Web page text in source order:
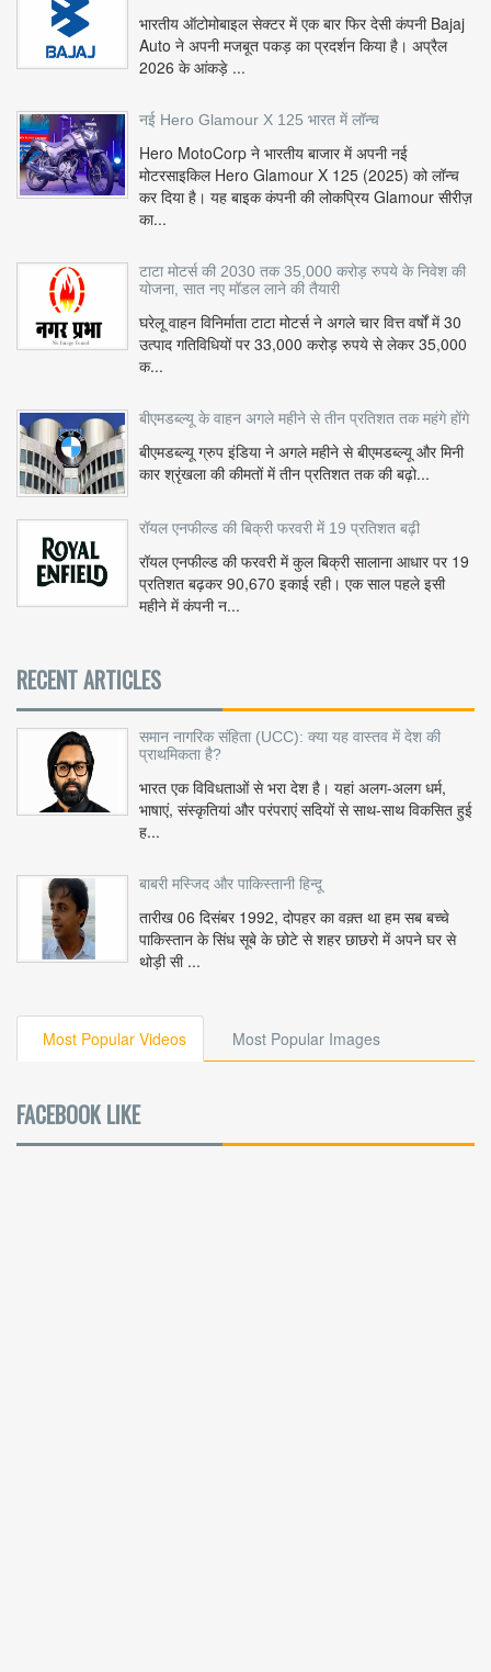
भारतीय ऑटोमोबाइल सेक्टर में एक बार फिर देसी कंपनी Bajaj
Auto ने अपनी मजबूत पकड़ का प्रदर्शन किया है। अप्रैल
2026 के आंकड़े ...
नई Hero Glamour X 125 भारत में लॉन्च
Hero MotoCorp ने भारतीय बाजार में अपनी नई
मोटरसाइकिल Hero Glamour X 125 (2025) को लॉन्च
कर दिया है। यह बाइक कंपनी की लोकप्रिय Glamour सीरीज़
का...
टाटा मोटर्स की 2030 तक 35,000 करोड़ रुपये के निवेश की
योजना, सात नए मॉडल लाने की तैयारी
घरेलू वाहन विनिर्माता टाटा मोटर्स ने अगले चार वित्त वर्षों में 30
उत्पाद गतिविधियों पर 33,000 करोड़ रुपये से लेकर 35,000
क...
बीएमडब्ल्यू के वाहन अगले महीने से तीन प्रतिशत तक महंगे होंगे
बीएमडब्ल्यू ग्रुप इंडिया ने अगले महीने से बीएमडब्ल्यू और मिनी
कार श्रृंखला की कीमतों में तीन प्रतिशत तक की बढ़ो...
रॉयल एनफील्ड की बिक्री फरवरी में 19 प्रतिशत बढ़ी
रॉयल एनफील्ड की फरवरी में कुल बिक्री सालाना आधार पर 19
प्रतिशत बढ़कर 90,670 इकाई रही। एक साल पहले इसी
महीने में कंपनी न...
RECENT ARTICLES
समान नागरिक संहिता (UCC): क्या यह वास्तव में देश की
प्राथमिकता है?
भारत एक विविधताओं से भरा देश है। यहां अलग-अलग धर्म,
भाषाएं, संस्कृतियां और परंपराएं सदियों से साथ-साथ विकसित हुई
ह...
बाबरी मस्जिद और पाकिस्तानी हिन्दू
तारीख 06 दिसंबर 1992, दोपहर का वक़्त था हम सब बच्चे
पाकिस्तान के सिंध सूबे के छोटे से शहर छाछरो में अपने घर से
थोड़ी सी ...
Most Popular Videos Most Popular Images
FACEBOOK LIKE